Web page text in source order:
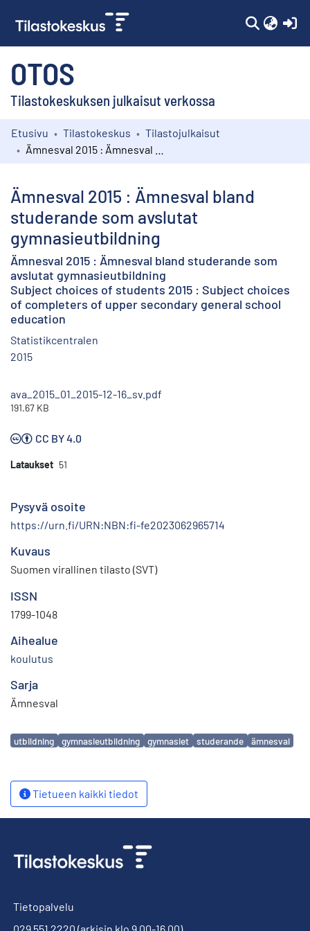
OTOS
Tilastokeskuksen julkaisut verkossa
Kokoelmat
Etusivu Tilastokeskus
Tilastojulkaisut
Ämnesval 2015 : Ämnesval bland
studerande som avslutat
gymnasieutbildning
Ämnesval 2015 : Ämnesval bland studerande som
avslutat gymnasieutbildning
Subject choices of students 2015 : Subject choices
of completers of upper secondary general school
education
Statistikcentralen
2015
ava_2015_01_2015-12-16_sv.pdf
191.67 KB
CC BY 4.0
Lataukset 51
Pysyvä osoite
https://urn.fi/URN:NBN:fi-fe2023062965714
Kuvaus
Suomen virallinen tilasto (SVT)
ISSN
1799-1048
Aihealue
koulutus
Sarja
Ämnesval
Avainsanat
utbildning gymnasieutbildning gymnasiet studerande ämnesval
Tietueen kaikki tiedot
Tietopalvelu